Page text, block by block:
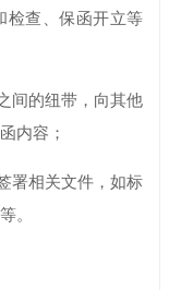
检查、保函开立等
间的纽带，向其他
内容；
署相关文件，如标
。